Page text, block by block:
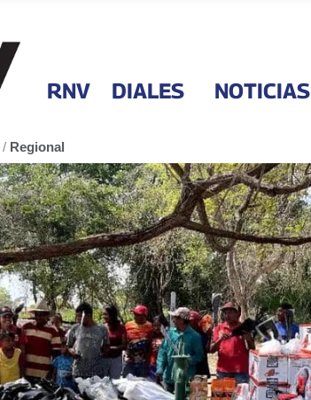
RNV DIALES NOTICIAS
/ Regional